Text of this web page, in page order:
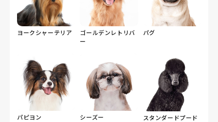
ヨークシャーテリア
ゴールデンレトリバ
ー
パグ
パピヨン シーズー
スタンダードプード